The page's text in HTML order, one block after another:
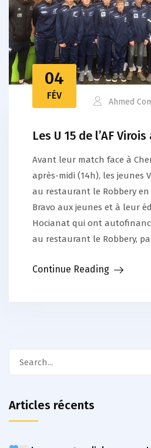
04
FÉV
Ahmed
Les U 15 de l’AF
Avant leur match face à
après-midi (14h), les jeunes
au restaurant le Robbery en
Bravo aux jeunes et à leur
Hocianat qui ont
au restaurant le Robbery,
Continue Reading
Articles récents